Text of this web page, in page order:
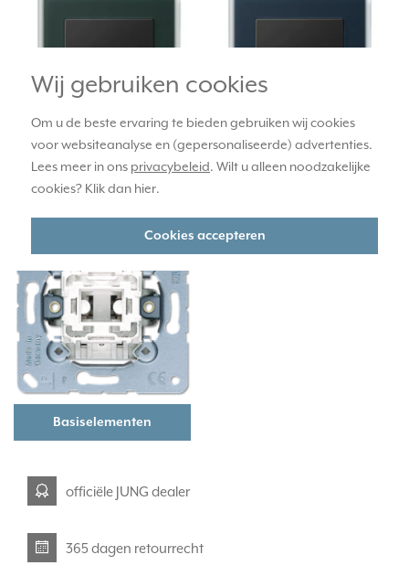
Wij gebruiken cookies
Om u de beste ervaring te bieden gebruiken wij cookies
voor websiteanalyse en (gepersonaliseerde) advertenties.
Lees meer in ons privacybeleid. Wilt u alleen noodzakelijke
cookies? Klik dan hier.
Cookies accepteren
A Viva mat glas
smaragdgroen
A Viva mat glas
Basiselementen
officiële JUNG dealer
365 dagen retourrecht